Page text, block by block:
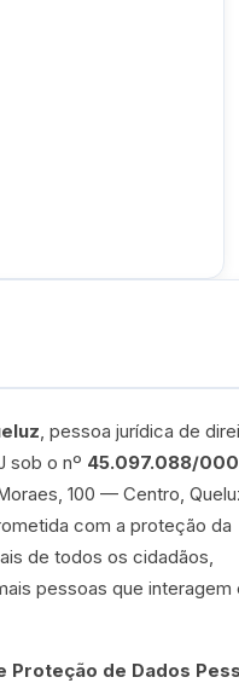
, pessoa jurídica de
sob o nº 45.097.088/
100 — Centro,
com a proteção da
de todos os cidadãos,
pessoas que interagem
Proteção de Dados